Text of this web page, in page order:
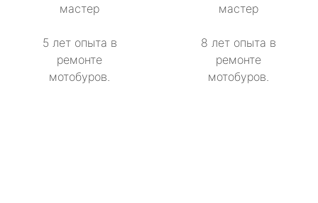
мастер
5 лет опыта в
ремонте
мотобуров.
мастер
8 лет опыта в
ремонте
мотобуров.